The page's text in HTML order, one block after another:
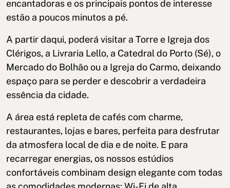
Termos e condições Canal de denúncias
© 2026Aspasios | Todos os direitos reservados
encantadoras e os principais pontos de interesse
estão a poucos minutos a pé.
A partir daqui, poderá visitar a Torre e Igreja dos
Clérigos, a Livraria Lello, a Catedral do Porto (Sé), o
Mercado do Bolhão ou a Igreja do Carmo, deixando
espaço para se perder e descobrir a verdadeira
essência da cidade.
A área está repleta de cafés com charme,
restaurantes, lojas e bares, perfeita para desfrutar
da atmosfera local de dia e de noite. E para
recarregar energias, os nossos estúdios
confortáveis combinam design elegante com todas